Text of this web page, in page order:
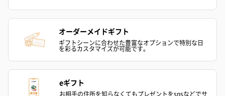
オーダーメイドギフト
ギフトシーンに合わせた豊富なオプションで特別な日
を彩るカスタマイズが可能です。
eギフト
お相手の住所を知らなくてもプレゼントをsnsなどでサ